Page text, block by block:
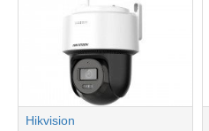
Hikvision